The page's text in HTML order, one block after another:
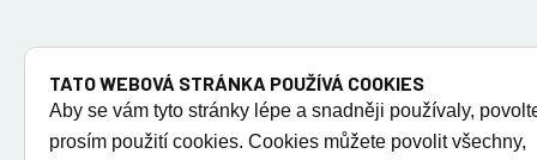
TATO WEBOVÁ STRÁNKA POUŽÍVÁ COOKIES
Aby se vám tyto stránky lépe a snadněji používaly,
prosím použití cookies. Cookies můžete povolit všechny,